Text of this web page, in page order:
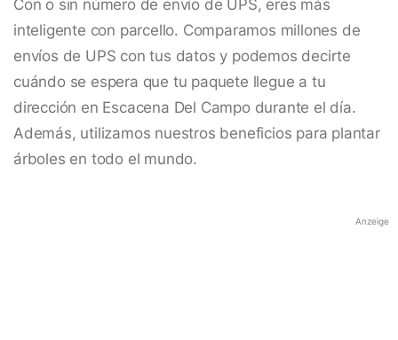
Con o sin número de envío de UPS, eres más
inteligente con parcello. Comparamos millones de
envíos de UPS con tus datos y podemos decirte
cuándo se espera que tu paquete llegue a tu
dirección en Escacena Del Campo durante el día.
Además, utilizamos nuestros beneficios para plantar
árboles en todo el mundo.
Anzeige